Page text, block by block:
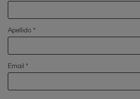
Apellido *
Email *